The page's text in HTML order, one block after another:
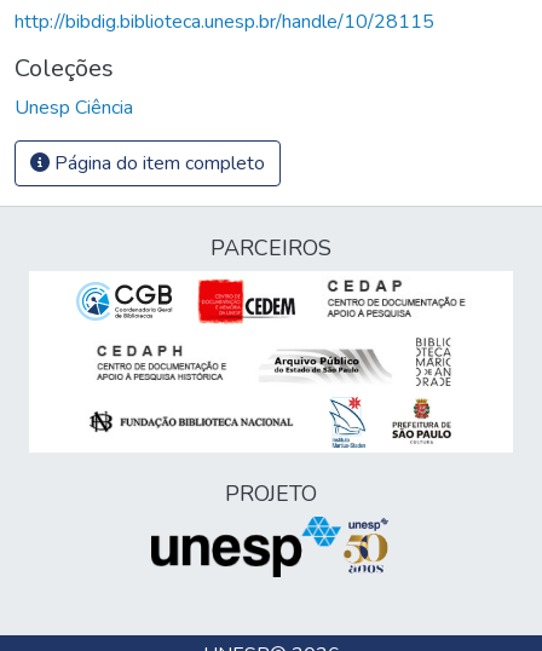
http://bibdig.biblioteca.unesp.br/handle/10/28115
Coleções
Unesp Ciência
Página do item completo
PARCEIROS
PROJETO